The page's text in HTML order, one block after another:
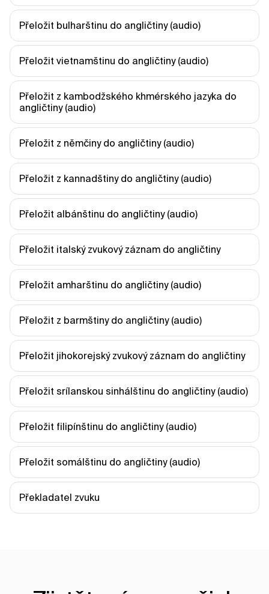
Přeložit bulharštinu do angličtiny (audio)
Přeložit vietnamštinu do angličtiny (audio)
Přeložit z kambodžského khmérského jazyka do
angličtiny (audio)
Přeložit z němčiny do angličtiny (audio)
Přeložit z kannadštiny do angličtiny (audio)
Přeložit albánštinu do angličtiny (audio)
Přeložit italský zvukový záznam do angličtiny
Přeložit amharštinu do angličtiny (audio)
Přeložit z barmštiny do angličtiny (audio)
Přeložit jihokorejský zvukový záznam do angličtiny
Přeložit srílanskou sinhálštinu do angličtiny (audio)
Přeložit filipínštinu do angličtiny (audio)
Přeložit somálštinu do angličtiny (audio)
Překladatel zvuku